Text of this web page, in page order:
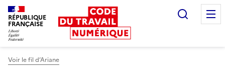
RÉPUBLIQUE
FRANÇAISE
Voir le fil d’Ariane